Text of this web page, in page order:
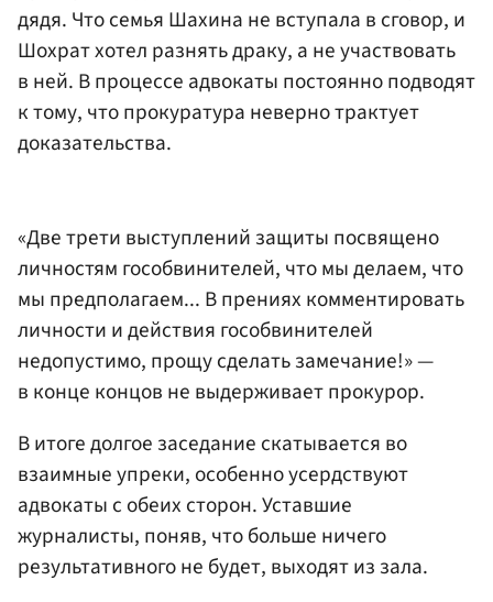
дядя. Что семья Шахина не вступала в сговор, и
Шохрат хотел разнять драку, а не участвовать
в ней. В процессе адвокаты постоянно подводят
к тому, что прокуратура неверно трактует
доказательства.
«Две трети выступлений защиты посвящено
личностям гособвинителей, что мы делаем, что
мы предполагаем... В прениях комментировать
личности и действия гособвинителей
недопустимо, прощу сделать замечание!» —
в конце концов не выдерживает прокурор.
В итоге долгое заседание скатывается во
взаимные упреки, особенно усердствуют
адвокаты с обеих сторон. Уставшие
журналисты, поняв, что больше ничего
результативного не будет, выходят из зала.